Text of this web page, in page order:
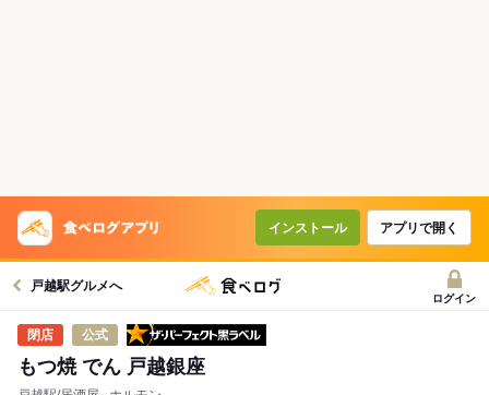
インストール アプリで開く
戸越駅グルメへ
ログイン
公式
もつ焼 でん 戸越銀座